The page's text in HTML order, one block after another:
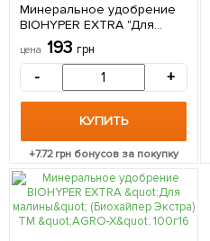
Минеральное удобрение
BIOHYPER EXTRA "Для
хвойных" (Биохайпер
Экстра) ТМ "AGRO-X" 100г
цена 193 грн
- +
КУПИТЬ
+7.72грн бонусов за покупку